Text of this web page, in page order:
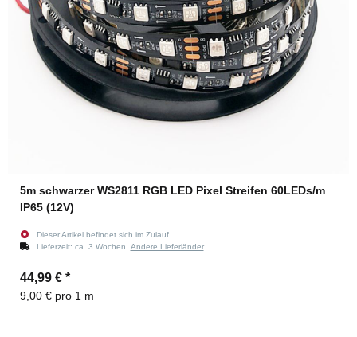
5m schwarzer WS2811 RGB LED Pixel Streifen 60LEDs/m
IP65 (12V)
Dieser Artikel befindet sich im Zulauf
Lieferzeit: ca. 3 Wochen Andere Lieferländer
44,99 € *
9,00 € pro 1 m